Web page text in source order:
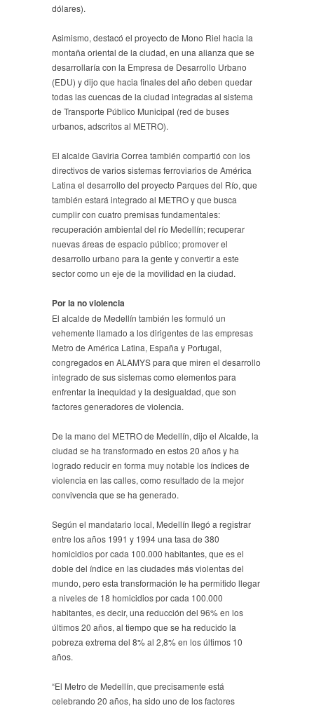
dólares).
Asimismo, destacó el proyecto de Mono Riel hacia la
montaña oriental de la ciudad, en una alianza que se
desarrollaría con la Empresa de Desarrollo Urbano
(EDU) y dijo que hacia finales del año deben quedar
todas las cuencas de la ciudad integradas al sistema
de Transporte Público Municipal (red de buses
urbanos, adscritos al METRO).
El alcalde Gaviria Correa también compartió con los
directivos de varios sistemas ferroviarios de América
Latina el desarrollo del proyecto Parques del Río, que
también estará integrado al METRO y que busca
cumplir con cuatro premisas fundamentales:
recuperación ambiental del río Medellín; recuperar
nuevas áreas de espacio público; promover el
desarrollo urbano para la gente y convertir a este
sector como un eje de la movilidad en la ciudad.
Por la no violencia
El alcalde de Medellín también les formuló un
vehemente llamado a los dirigentes de las empresas
Metro de América Latina, España y Portugal,
congregados en ALAMYS para que miren el desarrollo
integrado de sus sistemas como elementos para
enfrentar la inequidad y la desigualdad, que son
factores generadores de violencia.
De la mano del METRO de Medellín, dijo el Alcalde, la
ciudad se ha transformado en estos 20 años y ha
logrado reducir en forma muy notable los índices de
violencia en las calles, como resultado de la mejor
convivencia que se ha generado.
Según el mandatario local, Medellín llegó a registrar
entre los años 1991 y 1994 una tasa de 380
homicidios por cada 100.000 habitantes, que es el
doble del índice en las ciudades más violentas del
mundo, pero esta transformación le ha permitido llegar
a niveles de 18 homicidios por cada 100.000
habitantes, es decir, una reducción del 96% en los
últimos 20 años, al tiempo que se ha reducido la
pobreza extrema del 8% al 2,8% en los últimos 10
años.
“El Metro de Medellín, que precisamente está
celebrando 20 años, ha sido uno de los factores